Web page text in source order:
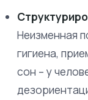
Неизменная
гигиена,
сон – у